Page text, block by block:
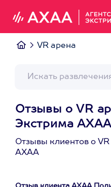
VR арена
Отзывы о VR
Экстрима АХАА
Отзывы клиентов о
АХАА